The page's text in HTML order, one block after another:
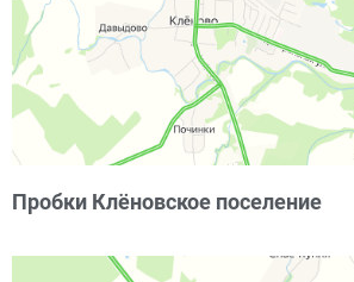
Пробки Клёновское поселение